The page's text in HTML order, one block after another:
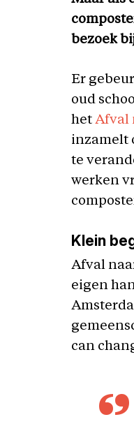
bezoek
Er
oud
het Afval
inzamelt
te
werken
Klein
Afval
eigen
can